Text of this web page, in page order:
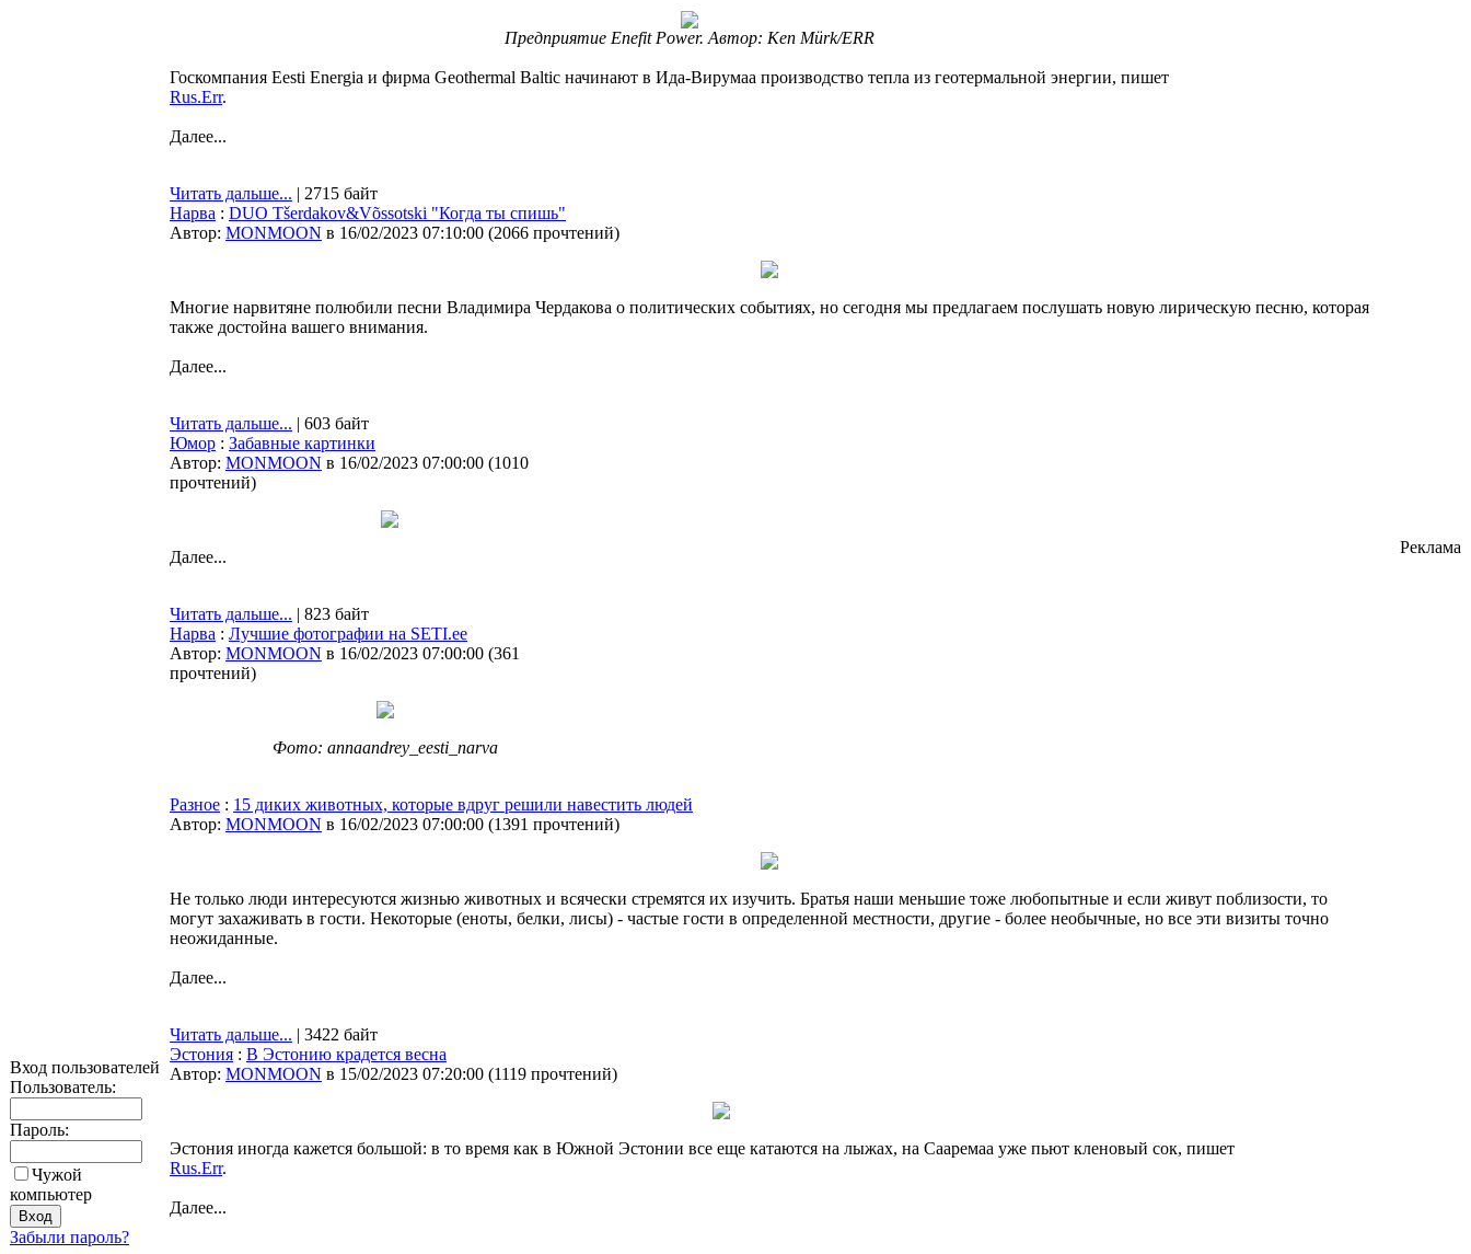
Вход пользователей
Пользователь:
Пароль:
Чужой
компьютер
Забыли пароль?
Предприятие Enefit Power. Автор: Ken Mürk/ERR
Госкомпания Eesti Energia и фирма Geothermal Baltic начинают в Ида-Вирумаа производство тепла из геотермальной энергии, пишет
Rus.Err.
Далее...
Читать дальше... | 2715 байт
Нарва : DUO Tšerdakov&Võssotski "Когда ты спишь"
Автор: MONMOON в 16/02/2023 07:10:00 (2066 прочтений)
Многие нарвитяне полюбили песни Владимира Чердакова о политических событиях, но сегодня мы предлагаем послушать новую лирическую песню, которая
также достойна вашего внимания.
Далее...
Читать дальше... | 603 байт
Юмор : Забавные картинки
Автор: MONMOON в 16/02/2023 07:00:00 (1010
прочтений)
Далее...
Читать дальше... | 823 байт
Нарва : Лучшие фотографии на SETI.ee
Автор: MONMOON в 16/02/2023 07:00:00 (361
прочтений)
Фото: annaandrey_eesti_narva
Разное : 15 диких животных, которые вдруг решили навестить людей
Автор: MONMOON в 16/02/2023 07:00:00 (1391 прочтений)
Не только люди интересуются жизнью животных и всячески стремятся их изучить. Братья наши меньшие тоже любопытные и если живут поблизости, то
могут захаживать в гости. Некоторые (еноты, белки, лисы) - частые гости в определенной местности, другие - более необычные, но все эти визиты точно
неожиданные.
Далее...
Читать дальше... | 3422 байт
Эстония : В Эстонию крадется весна
Автор: MONMOON в 15/02/2023 07:20:00 (1119 прочтений)
Эстония иногда кажется большой: в то время как в Южной Эстонии все еще катаются на лыжах, на Сааремаа уже пьют кленовый сок, пишет
Rus.Err.
Далее...
Реклама